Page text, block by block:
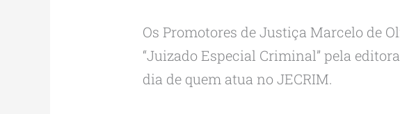
Os Promotores de Justiça Marcelo de
“Juizado Especial Criminal” pela
dia de quem atua no JECRIM.